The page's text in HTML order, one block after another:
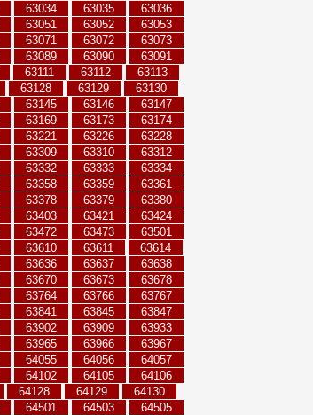
63034 63035
63036
63051 63052
63053
63071 63072
63073
63089 63090
63091
63111 63112
63113
63128 63129
63130
63145 63146
63147
63169 63173
63174
63221 63226
63228
63309 63310
63312
63332 63333
63334
63358 63359
63361
63378 63379
63380
63403 63421
63424
63472 63473
63501
63610 63611
63614
63636 63637
63638
63670 63673
63678
63764 63766
63767
63841 63845
63847
63902 63909
63933
63965 63966
63967
64055 64056
64057
64102 64105
64106
64128 64129
64130
64501 64503
64505